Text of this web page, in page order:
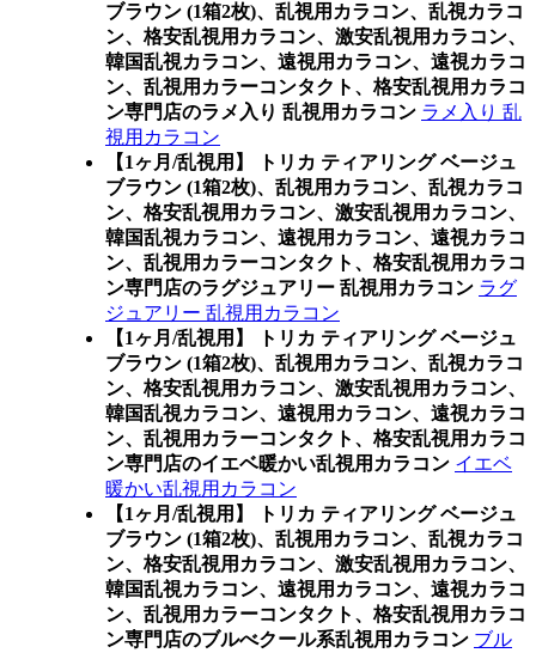
ブラウン (1箱2枚)、乱視用カラコン、乱視カラコ
ン、格安乱視用カラコン、激安乱視用カラコン、
韓国乱視カラコン、遠視用カラコン、遠視カラコ
ン、乱視用カラーコンタクト、格安乱視用カラコ
ン専門店のラメ入り 乱視用カラコン ラメ入り 乱
視用カラコン
【1ヶ月/乱視用】 トリカ ティアリング ベージュ
ブラウン (1箱2枚)、乱視用カラコン、乱視カラコ
ン、格安乱視用カラコン、激安乱視用カラコン、
韓国乱視カラコン、遠視用カラコン、遠視カラコ
ン、乱視用カラーコンタクト、格安乱視用カラコ
ン専門店のラグジュアリー 乱視用カラコン ラグ
ジュアリー 乱視用カラコン
【1ヶ月/乱視用】 トリカ ティアリング ベージュ
ブラウン (1箱2枚)、乱視用カラコン、乱視カラコ
ン、格安乱視用カラコン、激安乱視用カラコン、
韓国乱視カラコン、遠視用カラコン、遠視カラコ
ン、乱視用カラーコンタクト、格安乱視用カラコ
ン専門店のイエベ暖かい乱視用カラコン イエベ
暖かい乱視用カラコン
【1ヶ月/乱視用】 トリカ ティアリング ベージュ
ブラウン (1箱2枚)、乱視用カラコン、乱視カラコ
ン、格安乱視用カラコン、激安乱視用カラコン、
韓国乱視カラコン、遠視用カラコン、遠視カラコ
ン、乱視用カラーコンタクト、格安乱視用カラコ
ン専門店のブルべクール系乱視用カラコン ブル